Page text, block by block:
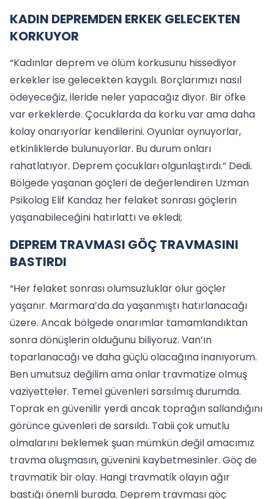
KADIN DEPREMDEN ERKEK GELECEKTEN
KORKUYOR
“Kadınlar deprem ve ölüm korkusunu hissediyor
erkekler ise gelecekten kaygılı. Borçlarımızı nasıl
ödeyeceğiz, ileride neler yapacağız diyor. Bir öfke
var erkeklerde. Çocuklarda da korku var ama daha
kolay onarıyorlar kendilerini. Oyunlar oynuyorlar,
etkinliklerde bulunuyorlar. Bu durum onları
rahatlatıyor. Deprem çocukları olgunlaştırdı.” Dedi.
Bölgede yaşanan göçleri de değerlendiren Uzman
Psikolog Elif Kandaz her felaket sonrası göçlerin
yaşanabileceğini hatırlattı ve ekledi;
DEPREM TRAVMASI GÖÇ TRAVMASINI
BASTIRDI
“Her felaket sonrası olumsuzluklar olur göçler
yaşanır. Marmara’da da yaşanmıştı hatırlanacağı
üzere. Ancak bölgede onarımlar tamamlandıktan
sonra dönüşlerin olduğunu biliyoruz. Van’ın
toparlanacağı ve daha güçlü olacağına inanıyorum.
Ben umutsuz değilim ama onlar travmatize olmuş
vaziyetteler. Temel güvenleri sarsılmış durumda.
Toprak en güvenilir yerdi ancak toprağın sallandığını
görünce güvenleri de sarsıldı. Tabii çok umutlu
olmalarını beklemek şuan mümkün değil amacımız
travma oluşmasın, güvenini kaybetmesinler. Göç de
travmatik bir olay. Hangi travmatik olayın ağır
bastığı önemli burada. Deprem travması göç